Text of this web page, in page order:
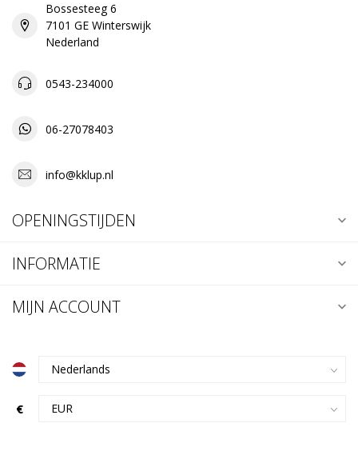
Bossesteeg 6
7101 GE Winterswijk
Nederland
0543-234000
06-27078403
info@kklup.nl
OPENINGSTIJDEN
INFORMATIE
MIJN ACCOUNT
€